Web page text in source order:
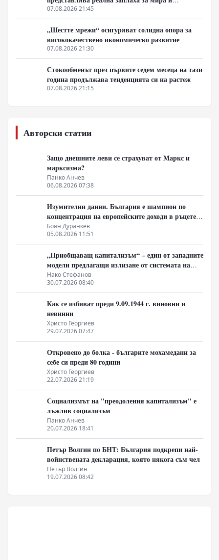
стабилността в региона
07.08.2026 21:45
„Шестте мрежи“ осигуряват солидна опора за
висококачествено икономическо развитие
07.08.2026 21:30
Стокообменът през първите седем месеца на тази
година продължава тенденцията си на растеж
07.08.2026 21:15
Авторски статии
Защо днешните леви се страхуват от Маркс и
марксизма?
Панко Анчев
06.08.2026 07:38
Изумителни данни. България е шампион по
концентрация на европейските доходи в ръцете
на най-богатия 1%, надминава и САЩ
Боян Дуранкев
05.08.2026 11:51
„Приобщаващ капитализъм“ – един от западните
модели предлагащи излизане от системата на
неолиберализма
Нако Стефанов
30.07.2026 08:40
Как се избиват преди 9.09.1944 г. виновни и
невинни
Христо Георгиев
29.07.2026 07:47
Откровено до болка - българите мохамедани за
себе си преди 80 години
Христо Георгиев
22.07.2026 21:19
Социализмът на "преодоления капитализъм" е
лъжлив социализъм
Панко Анчев
20.07.2026 18:41
Петър Волгин по БНТ: България подкрепи най-
войнствената декларация, която някога съм чел
Петър Волгин
19.07.2026 08:42